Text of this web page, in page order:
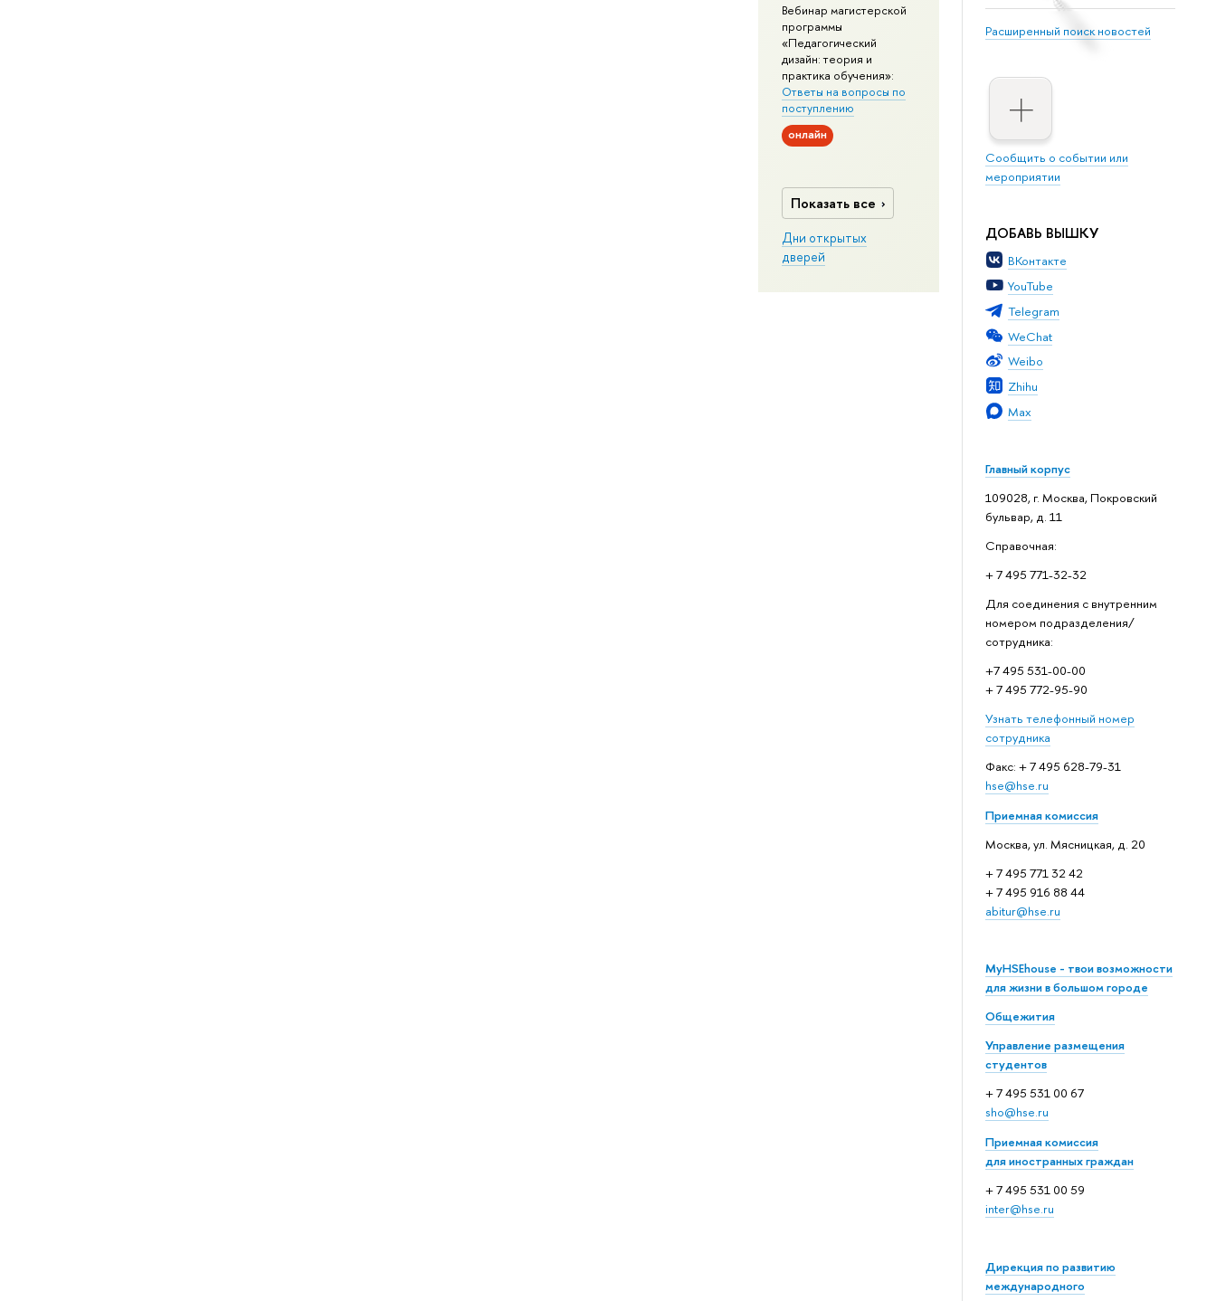
Расширенный поиск новостей
Сообщить о событии или
мероприятии
ДОБАВЬ ВЫШКУ
ВКонтакте
YouTube
Telegram
WeChat
Weibo
Zhihu
Max
Главный корпус
109028, г. Москва, Покровский
бульвар, д. 11
Справочная:
+ 7 495 771-32-32
Для соединения с внутренним
номером подразделения/
сотрудника:
+7 495 531-00-00
+ 7 495 772-95-90
Узнать телефонный номер
сотрудника
Факс: + 7 495 628-79-31
hse@hse.ru
Приемная комиссия
Москва, ул. Мясницкая, д. 20
+ 7 495 771 32 42
+ 7 495 916 88 44
abitur@hse.ru
MyHSEhouse - твои возможности
для жизни в большом городе
Общежития
Управление размещения
студентов
+ 7 495 531 00 67
sho@hse.ru
Приемная комиссия
для иностранных граждан
+ 7 495 531 00 59
inter@hse.ru
Дирекция по развитию
международного
Вебинар магистерской
программы
«Педагогический
дизайн: теория и
практика обучения»:
Ответы на вопросы по
поступлению
онлайн
Показать все
Дни открытых
дверей